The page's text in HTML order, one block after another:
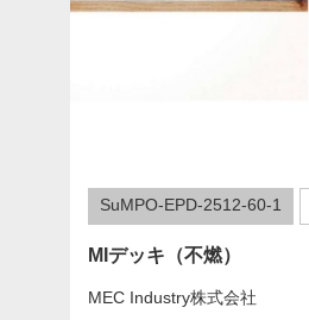
SuMPO-EPD-2512-60-1
MIデッキ（不燃）
MEC Industry株式会社